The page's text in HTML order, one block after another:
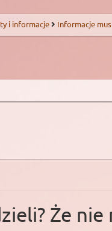
i informacje Informacje
Że